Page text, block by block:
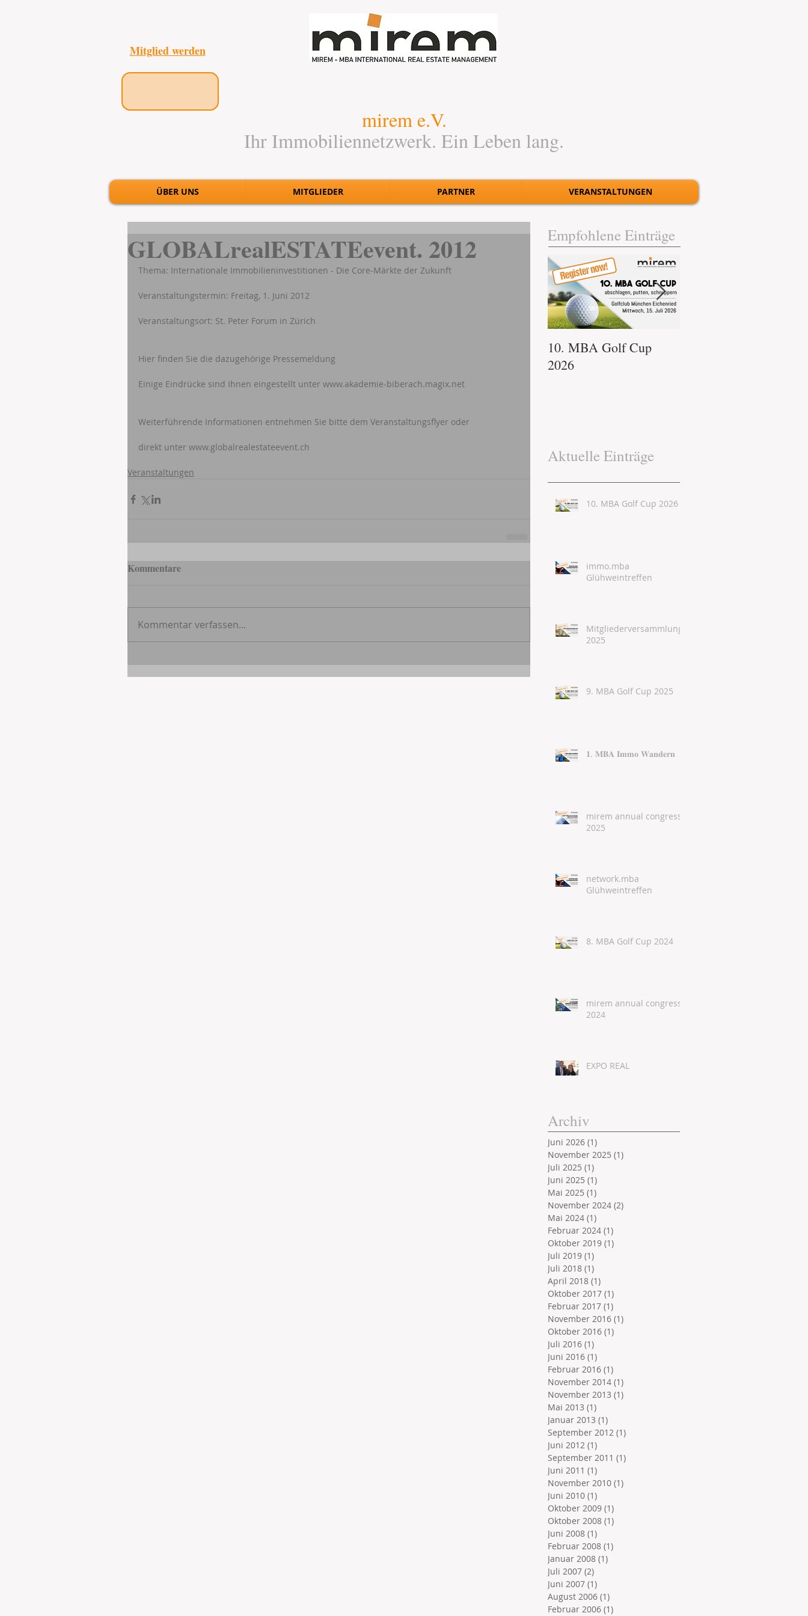
Mitglied werden
mirem e.V.
Ihr Immobiliennetzwerk. Ein Leben lang.
ÜBER UNS MITGLIEDER PARTNER VERANSTALTUNGEN
GLOBALrealESTATEevent. 2012
Thema: Internationale Immobilieninvestitionen - Die Core-Märkte der Zukunft
Veranstaltungstermin: Freitag, 1. Juni 2012
Veranstaltungsort: St. Peter Forum in Zürich
Hier finden Sie die dazugehörige Pressemeldung
Einige Eindrücke sind Ihnen eingestellt unter www.akademie-biberach.magix.net
Weiterführende Informationen entnehmen Sie bitte dem Veranstaltungsflyer oder
direkt unter www.globalrealestateevent.ch
Veranstaltungen
Kommentare
Kommentar verfassen...
Empfohlene Einträge
10. MBA Golf Cup
2026
Aktuelle Einträge
10. MBA Golf Cup 2026
immo.mba
Glühweintreffen
Mitgliederversammlung
2025
9. MBA Golf Cup 2025
𝟏. 𝐌𝐁𝐀 𝐈𝐦𝐦𝐨 𝐖𝐚𝐧𝐝𝐞𝐫𝐧
mirem annual congress
2025
network.mba
Glühweintreffen
8. MBA Golf Cup 2024
mirem annual congress
2024
EXPO REAL
Archiv
Juni 2026 (1)
November 2025 (1)
Juli 2025 (1)
Juni 2025 (1)
Mai 2025 (1)
November 2024 (2)
Mai 2024 (1)
Februar 2024 (1)
Oktober 2019 (1)
Juli 2019 (1)
Juli 2018 (1)
April 2018 (1)
Oktober 2017 (1)
Februar 2017 (1)
November 2016 (1)
Oktober 2016 (1)
Juli 2016 (1)
Juni 2016 (1)
Februar 2016 (1)
November 2014 (1)
November 2013 (1)
Mai 2013 (1)
Januar 2013 (1)
September 2012 (1)
Juni 2012 (1)
September 2011 (1)
Juni 2011 (1)
November 2010 (1)
Juni 2010 (1)
Oktober 2009 (1)
Oktober 2008 (1)
Juni 2008 (1)
Februar 2008 (1)
Januar 2008 (1)
Juli 2007 (2)
Juni 2007 (1)
August 2006 (1)
Februar 2006 (1)